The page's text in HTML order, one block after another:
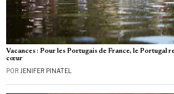
Vacances : Pour les Portugais de France, le Portugal
cœur
POR JENIFER PINATEL